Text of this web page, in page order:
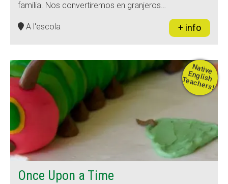
familia. Nos convertiremos en granjeros…
A l'escola + info
N
a
tive
E
n
g
lis
h Te
a
c
h
e
rs
!
Once Upon a Time